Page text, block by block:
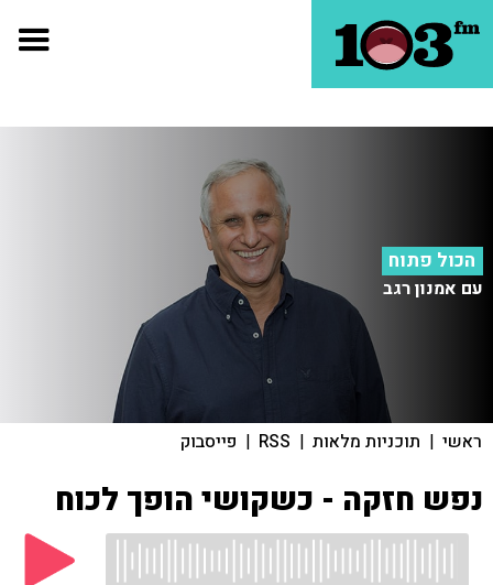
הכול פתוח
עם אמנון רגב
ראשי | תוכניות מלאות |
RSS
| פייסבוק
נפש חזקה - כשקושי הופך לכוח